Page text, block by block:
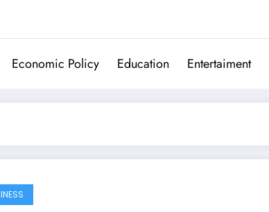
Economic Policy Education Entertaiment